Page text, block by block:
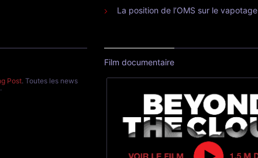
La position de l’OMS sur le vapotage
Post. Toutes les news
Film documentaire